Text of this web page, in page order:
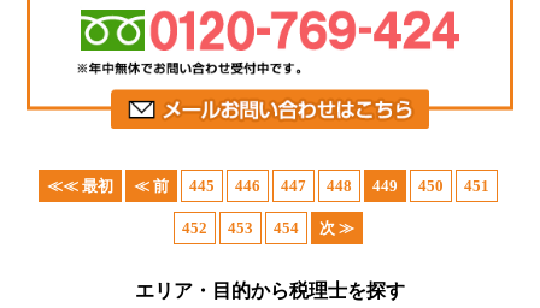
≪≪ 最初 ≪ 前 445 446 447 448 449 450 451
452 453 454 次 ≫
エリア・目的から税理士を探す